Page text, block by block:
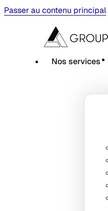
Passer au contenu principal
Nos services